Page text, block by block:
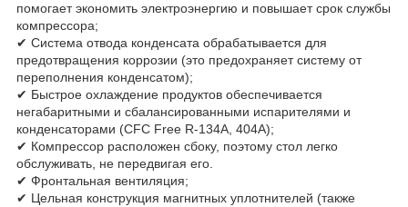
помогает экономить электроэнергию и повышает срок службы
компрессора;
✔ Система отвода конденсата обрабатывается для
предотвращения коррозии (это предохраняет систему от
переполнения конденсатом);
✔ Быстрое охлаждение продуктов обеспечивается
негабаритными и сбалансированными испарителями и
конденсаторами (CFC Free R-134A, 404A);
✔ Компрессор расположен сбоку, поэтому стол легко
обслуживать, не передвигая его.
✔ Фронтальная вентиляция;
✔ Цельная конструкция магнитных уплотнителей (также